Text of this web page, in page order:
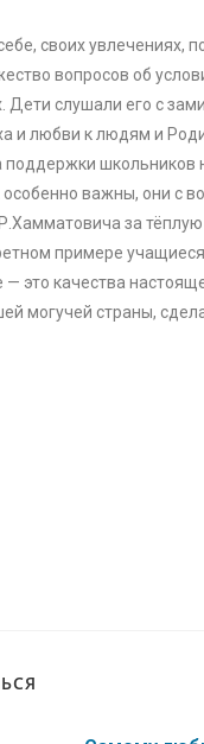
своих
вопросов об
Дети слушали его с
и любви к людям и
особенно важны, они с
за
примере
это качества
могучей страны,